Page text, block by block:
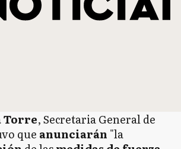
Torre, Secretaria General de
que anunciarán "la